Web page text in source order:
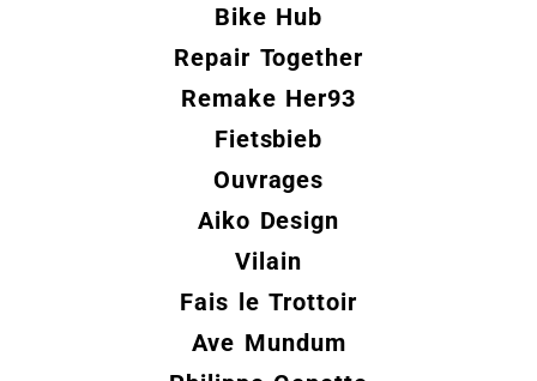
Bike Hub
Repair Together
Remake Her93
Fietsbieb
Ouvrages
Aiko Design
Vilain
Fais le Trottoir
Ave Mundum